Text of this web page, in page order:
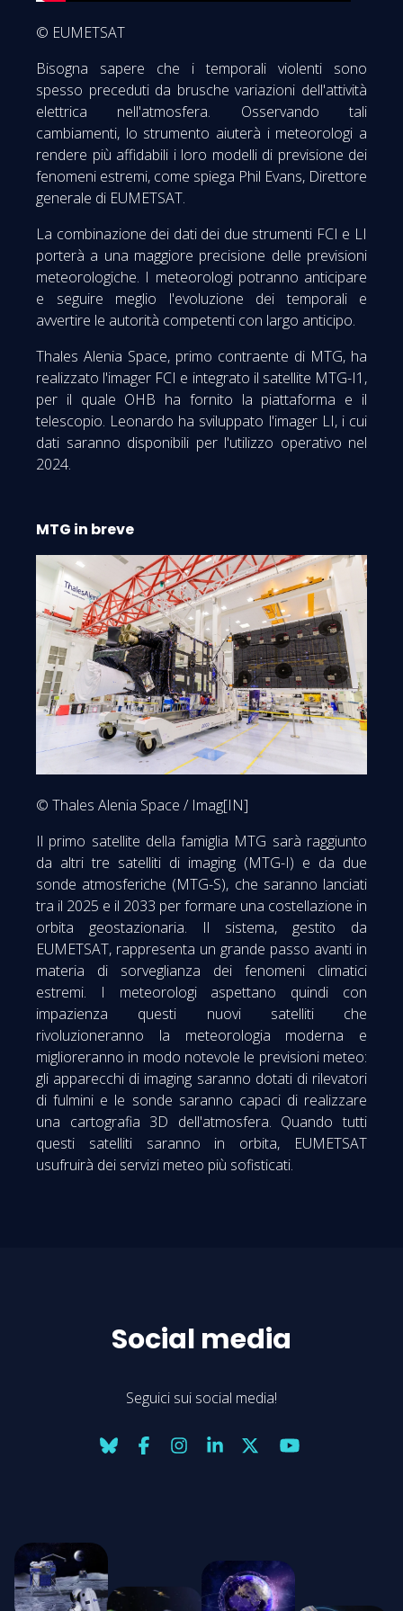
© EUMETSAT
Bisogna sapere che i temporali violenti sono
spesso preceduti da brusche variazioni dell'attività
elettrica nell'atmosfera. Osservando tali
cambiamenti, lo strumento aiuterà i meteorologi a
rendere più affidabili i loro modelli di previsione dei
fenomeni estremi, come spiega Phil Evans, Direttore
generale di EUMETSAT.
La combinazione dei dati dei due strumenti FCI e LI
porterà a una maggiore precisione delle previsioni
meteorologiche. I meteorologi potranno anticipare
e seguire meglio l'evoluzione dei temporali e
avvertire le autorità competenti con largo anticipo.
Thales Alenia Space, primo contraente di MTG, ha
realizzato l'imager FCI e integrato il satellite MTG-I1,
per il quale OHB ha fornito la piattaforma e il
telescopio. Leonardo ha sviluppato l'imager LI, i cui
dati saranno disponibili per l'utilizzo operativo nel
2024.
MTG in breve
© Thales Alenia Space / Imag[IN]
Il primo satellite della famiglia MTG sarà raggiunto
da altri tre satelliti di imaging (MTG-I) e da due
sonde atmosferiche (MTG-S), che saranno lanciati
tra il 2025 e il 2033 per formare una costellazione in
orbita geostazionaria. Il sistema, gestito da
EUMETSAT, rappresenta un grande passo avanti in
materia di sorveglianza dei fenomeni climatici
estremi. I meteorologi aspettano quindi con
impazienza questi nuovi satelliti che
rivoluzioneranno la meteorologia moderna e
miglioreranno in modo notevole le previsioni meteo:
gli apparecchi di imaging saranno dotati di rilevatori
di fulmini e le sonde saranno capaci di realizzare
una cartografia 3D dell'atmosfera. Quando tutti
questi satelliti saranno in orbita, EUMETSAT
usufruirà dei servizi meteo più sofisticati.
Social media
Seguici sui social media!